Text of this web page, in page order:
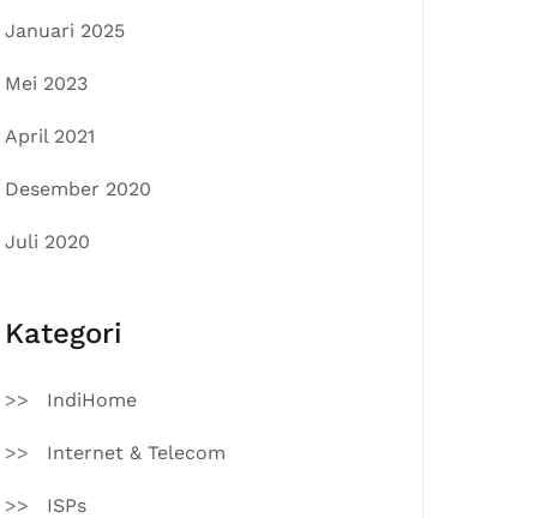
Januari 2025
Mei 2023
April 2021
Desember 2020
Juli 2020
Kategori
IndiHome
Internet & Telecom
ISPs